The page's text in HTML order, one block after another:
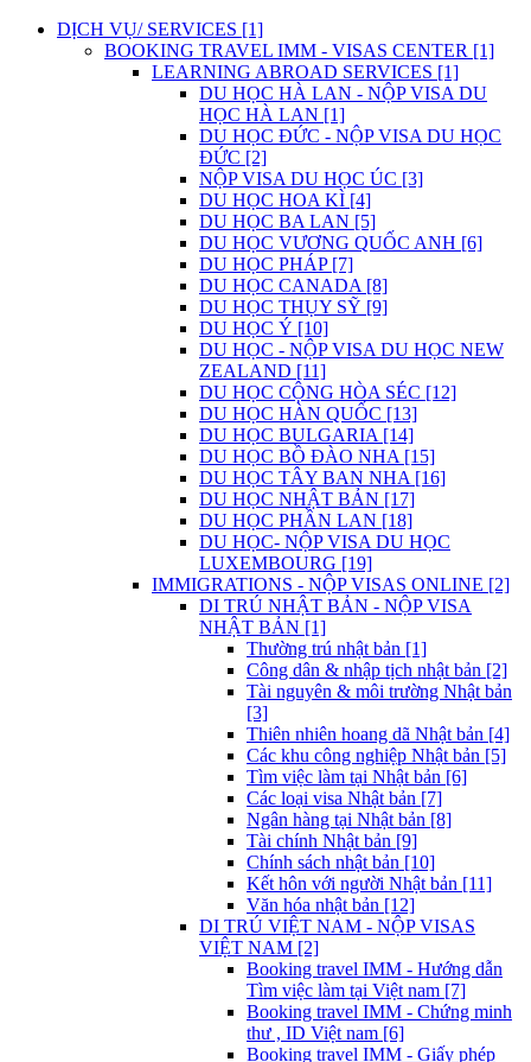
DỊCH VỤ/ SERVICES [1]
BOOKING TRAVEL IMM - VISAS CENTER [1]
LEARNING ABROAD SERVICES [1]
DU HỌC HÀ LAN - NỘP VISA DU
HỌC HÀ LAN [1]
DU HỌC ĐỨC - NỘP VISA DU HỌC
ĐỨC [2]
NỘP VISA DU HỌC ÚC [3]
DU HỌC HOA KÌ [4]
DU HỌC BA LAN [5]
DU HỌC VƯƠNG QUỐC ANH [6]
DU HỌC PHÁP [7]
DU HỌC CANADA [8]
DU HỌC THỤY SỸ [9]
DU HỌC Ý [10]
DU HỌC - NỘP VISA DU HỌC NEW
ZEALAND [11]
DU HỌC CỘNG HÒA SÉC [12]
DU HỌC HÀN QUỐC [13]
DU HỌC BULGARIA [14]
DU HỌC BỒ ĐÀO NHA [15]
DU HỌC TÂY BAN NHA [16]
DU HỌC NHẬT BẢN [17]
DU HỌC PHẦN LAN [18]
DU HỌC- NỘP VISA DU HỌC
LUXEMBOURG [19]
IMMIGRATIONS - NỘP VISAS ONLINE [2]
DI TRÚ NHẬT BẢN - NỘP VISA
NHẬT BẢN [1]
Thường trú nhật bản [1]
Công dân & nhập tịch nhật bản [2]
Tài nguyên & môi trường Nhật bản
[3]
Thiên nhiên hoang dã Nhật bản [4]
Các khu công nghiệp Nhật bản [5]
Tìm việc làm tại Nhật bản [6]
Các loại visa Nhật bản [7]
Ngân hàng tại Nhật bản [8]
Tài chính Nhật bản [9]
Chính sách nhật bản [10]
Kết hôn với người Nhật bản [11]
Văn hóa nhật bản [12]
DI TRÚ VIỆT NAM - NỘP VISAS
VIỆT NAM [2]
Booking travel IMM - Hướng dẫn
Tìm việc làm tại Việt nam [7]
Booking travel IMM - Chứng minh
thư , ID Việt nam [6]
Booking travel IMM - Giấy phép